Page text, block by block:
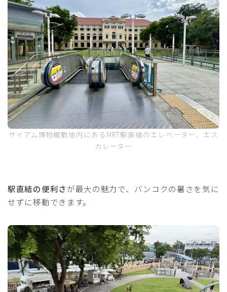
サイアム博物館敷地内にあるMRT駅直結のエレベーター、エス
カレーター
駅直結の便利さが最大の魅力で、バンコクの暑さを気に
せずに移動できます。